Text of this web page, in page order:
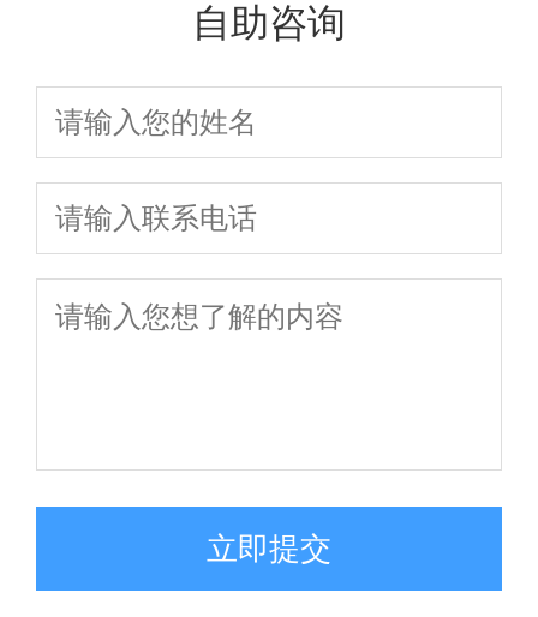
自助咨询
立即提交